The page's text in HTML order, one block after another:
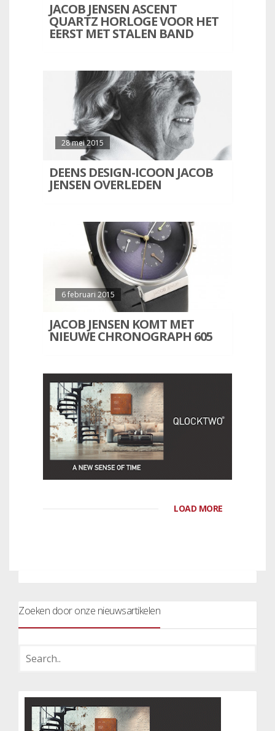
JACOB JENSEN ASCENT
QUARTZ HORLOGE VOOR HET
EERST MET STALEN BAND
28 mei 2015
DEENS DESIGN-ICOON JACOB
JENSEN OVERLEDEN
6 februari 2015
JACOB JENSEN KOMT MET
NIEUWE CHRONOGRAPH 605
LOAD MORE
Zoeken door onze nieuwsartikelen